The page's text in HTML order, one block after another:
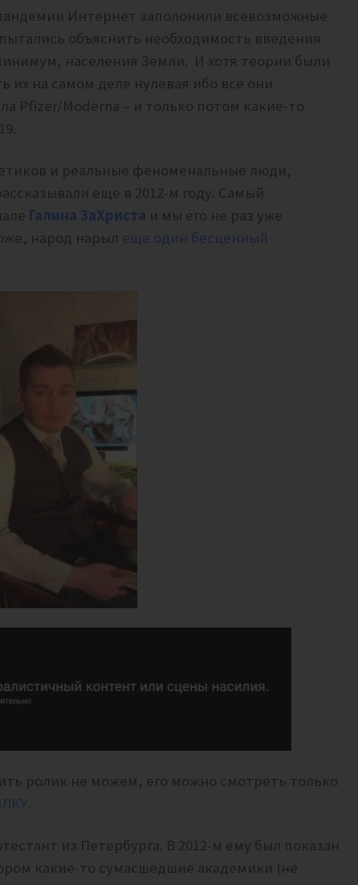
Интернет заполонили всевозможные
объяснить необходимость введения
населения Земли. И хотя теории были
их на самом деле нулевая ибо все они
Pfizer/Moderna – и только потом какие-то
и реальные феноменальные люди,
еще в 2012-м году. Самый
Галина ЗаХриста и мы его не раз уже
народ нарыл еще один бесценный
ролик не можем, его можно смотреть только
.
из Петербурга. В 2012-м ему был показан
какие-то сумасшедшие академики (не